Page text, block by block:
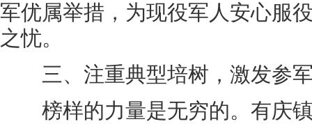
军优属举措，为现役军人安心服
之忧。
三、注重典型培树，激发参
榜样的力量是无穷的。有庆镇